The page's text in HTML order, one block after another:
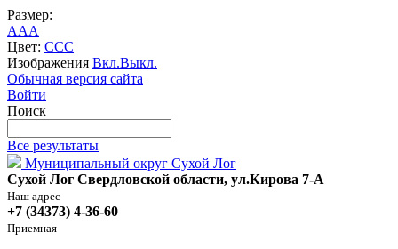
Размер:
AAA
Цвет: CCC
Изображения Вкл.Выкл.
Обычная версия сайта
Войти
Поиск
Все результаты
Муниципальный округ Сухой Лог
Сухой Лог Свердловской области, ул.Кирова 7-А
Наш адрес
+7 (34373) 4-36-60
Приемная